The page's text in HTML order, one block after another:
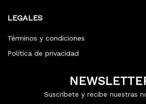
LEGALES
Términos y condiciones
Política de privacidad
Suscribete y recibe nuestras